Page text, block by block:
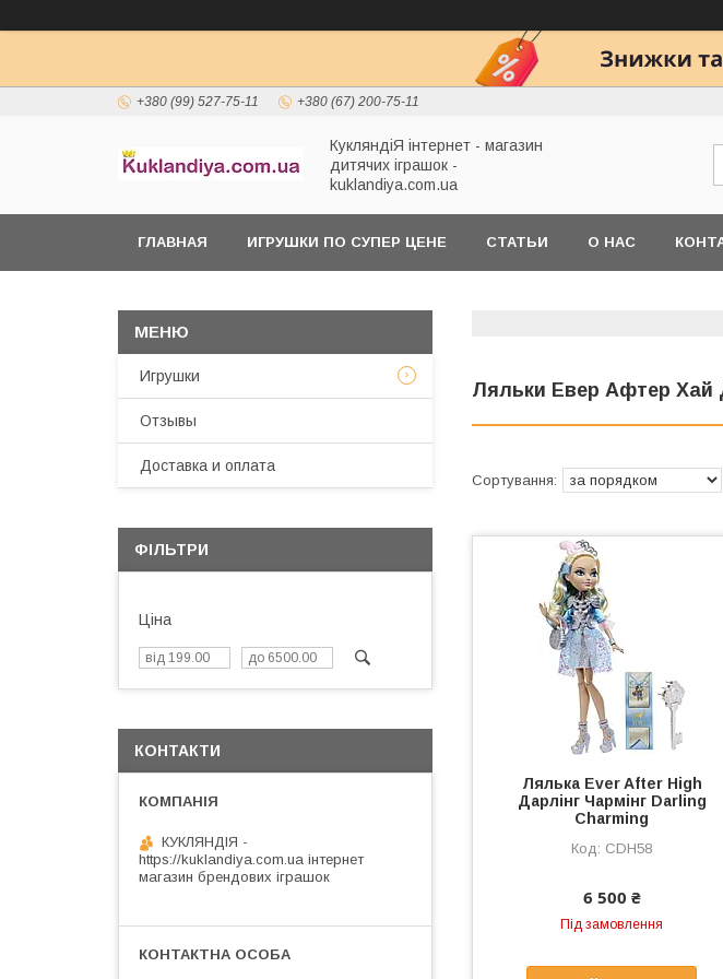
+380 (99) 527-75-11 +380 (67) 200-75-11
КукляндіЯ інтернет - магазин
дитячих іграшок -
kuklandiya.com.ua
ГЛАВНАЯ ИГРУШКИ ПО СУПЕР ЦЕНЕ СТАТЬИ О НАС
Ляльки Евер Афтер Хай
Лялька Ever After High
Дарлінг Чармінг Darling
Charming
CDH58
6 500 ₴
Під замовлення
Игрушки
Отзывы
Доставка и оплата
ФІЛЬТРИ
Ціна
КОНТАКТИ
КУКЛЯНДІЯ -
https://kuklandiya.com.ua інтернет
магазин брендових іграшок